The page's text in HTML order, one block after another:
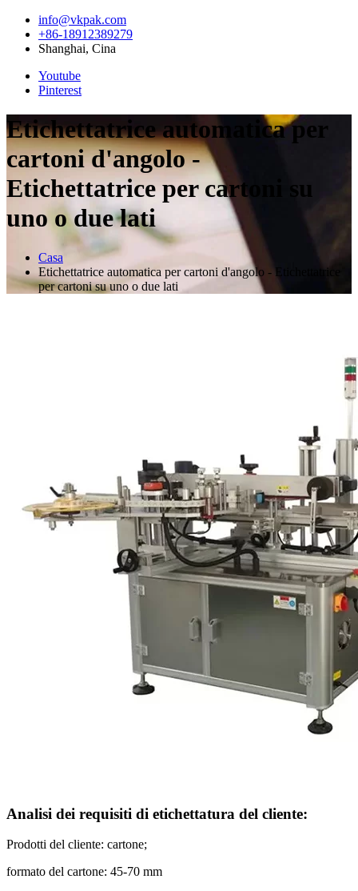
info@vkpak.com
+86-18912389279
Shanghai, Cina
Youtube
Pinterest
Etichettatrice automatica per
cartoni d'angolo -
Etichettatrice per cartoni su
uno o due lati
Casa
Etichettatrice automatica per cartoni d'angolo - Etichettatrice
per cartoni su uno o due lati
Analisi dei requisiti di etichettatura del cliente:
Prodotti del cliente: cartone;
formato del cartone: 45-70 mm